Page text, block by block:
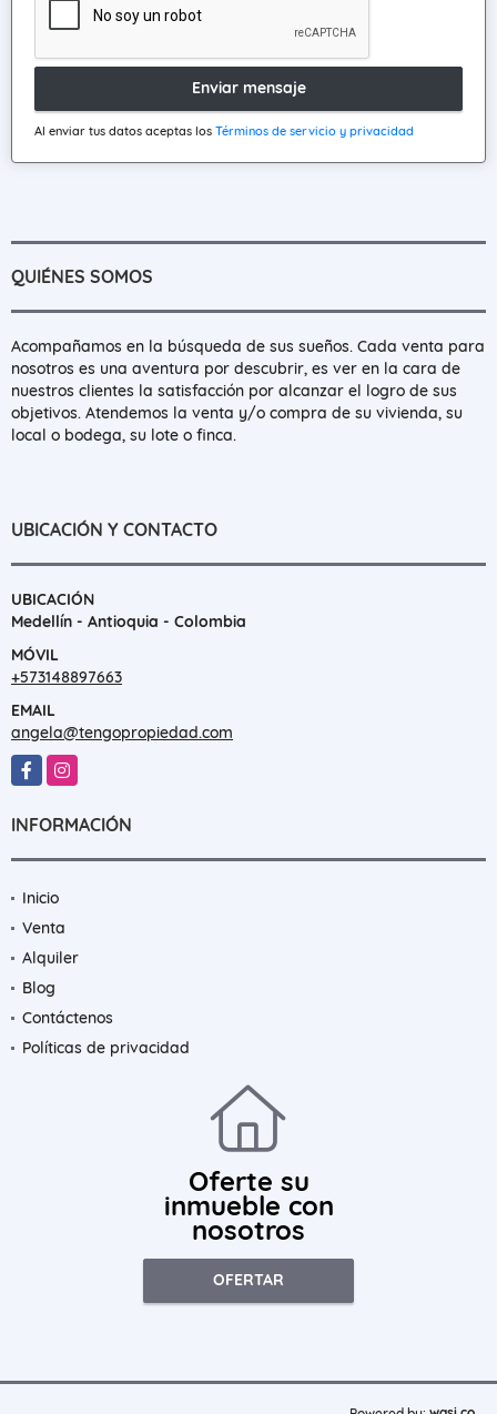
Enviar mensaje
Al enviar tus datos aceptas los Términos de servicio y privacidad
QUIÉNES SOMOS
Acompañamos en la búsqueda de sus sueños. Cada venta para
nosotros es una aventura por descubrir, es ver en la cara de
nuestros clientes la satisfacción por alcanzar el logro de sus
objetivos. Atendemos la venta y/o compra de su vivienda, su
local o bodega, su lote o finca.
UBICACIÓN Y CONTACTO
UBICACIÓN
Medellín - Antioquia - Colombia
MÓVIL
+573148897663
EMAIL
angela@tengopropiedad.com
FacebookInstagram
INFORMACIÓN
Inicio
Venta
Alquiler
Blog
Contáctenos
Políticas de privacidad
Oferte su
inmueble con
nosotros
OFERTAR